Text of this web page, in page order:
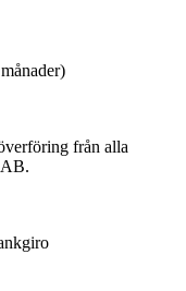
från alla